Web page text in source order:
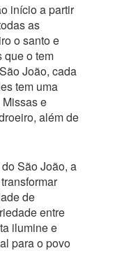
início a partir
as
o santo e
que o tem
João, cada
tem uma
e
além de
São João, a
de
entre
ilumine e
para o povo